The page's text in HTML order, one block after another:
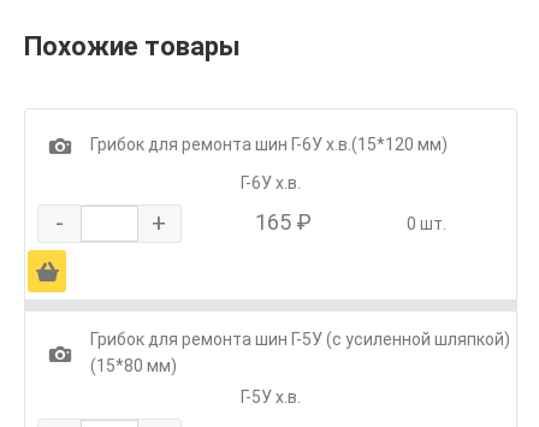
Похожие товары
1
Грибок для ремонта шин Г-6У х.в.(15*120 мм)
Г-6У х.в.
- + 165 ₽ 0 шт.
Ä
1
Грибок для ремонта шин Г-5У (с усиленной шляпкой)
(15*80 мм)
Г-5У х.в.